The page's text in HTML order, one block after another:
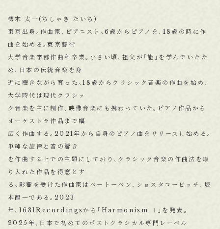
樗木 太一(ちしゃき たいち)
東京出身｡作曲家､ピアニスト｡6歳からピアノを､18歳の時に作
曲を始める｡東京藝術
大学音楽学部作曲科卒業｡小さい頃､祖父が｢能｣を学んでいたた
め､日本の伝統音楽を身
近に聴きながら育った｡18歳からクラシック音楽の作曲を始め､
大学時代は現代クラシッ
ク音楽を主に制作､映像音楽にも携わっていた｡ピアノ作品から
オーケストラ作品まで幅
広く作曲する｡2021年から自身のピアノ曲をリリースし始める｡
単純な旋律と音の響き
を作曲する上での主題にしており､クラシック音楽の作曲法を取
り入れた作品を得意とす
る｡影響を受けた作曲家はベートーベン､ショスタコービッチ､坂
本龍一である｡2023
年､1631Recordingsから｢Harmonism Ⅰ｣を発表｡
2025年､日本で初めてのポストクラシカル専門レーベル